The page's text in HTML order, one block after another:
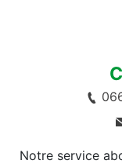
Notre service